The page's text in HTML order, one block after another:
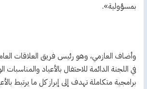
‏بمسؤولية».
وأضاف العازمي، وهو رئيس فريق ‏العلاقات
في اللجنة الدائمة للاحتفال بالأعياد
برامجية متكاملة تهدف إلى إبراز كل ما يرتبط